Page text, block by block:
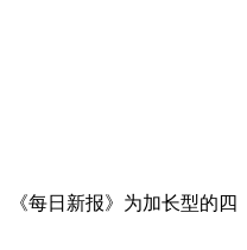
《每日新报》为加长型的四